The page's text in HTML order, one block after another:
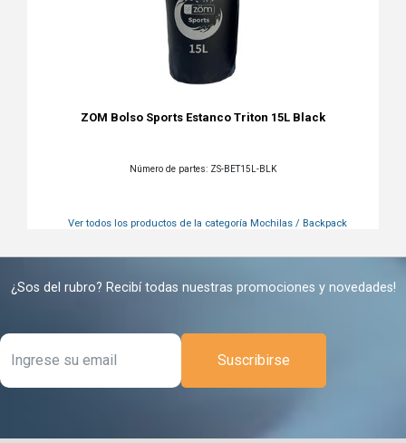
ZOM Bolso Sports Estanco Triton 15L Black
Número de partes: ZS-BET15L-BLK
Ver todos los productos de la categoría Mochilas / Backpack
¿Sos del rubro? Recibí todas nuestras promociones y novedades!
Suscribirse